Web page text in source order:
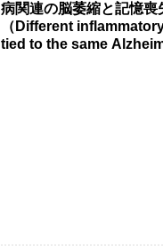
病関連の脳萎縮と記憶喪
（Different
tied to the same